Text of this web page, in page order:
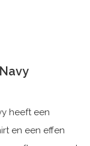
heeft een
en een effen